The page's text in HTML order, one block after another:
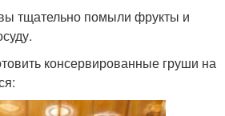
тщательно помыли фрукты и
консервированные груши на